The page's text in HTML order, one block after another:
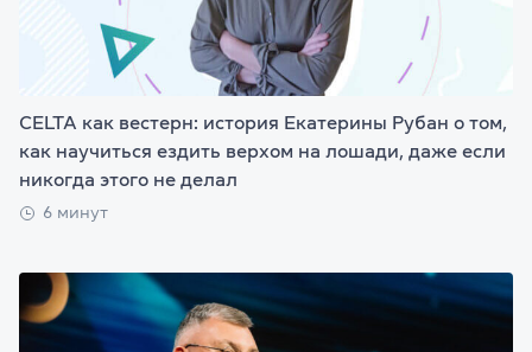
CELTA как вестерн: история Екатерины Рубан о том,
как научиться ездить верхом на лошади, даже если
никогда этого не делал
6 минут